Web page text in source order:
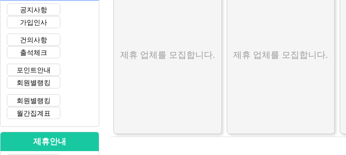
제휴 업체를 모집합니다. 제휴 업체를 모집합니다.
공지사항
가입인사
건의사항
출석체크
포인트안내
회원별랭킹
회원별랭킹
월간집계표
제휴안내